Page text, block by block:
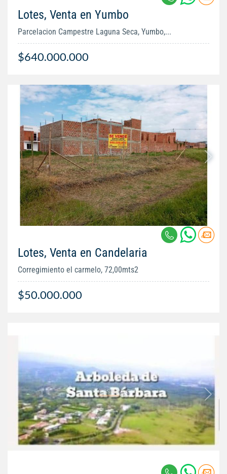
Lotes, Venta en Yumbo
Parcelacion Campestre Laguna Seca, Yumbo,...
$640.000.000
Lotes, Venta en Candelaria
Corregimiento el carmelo, 72,00mts2
$50.000.000